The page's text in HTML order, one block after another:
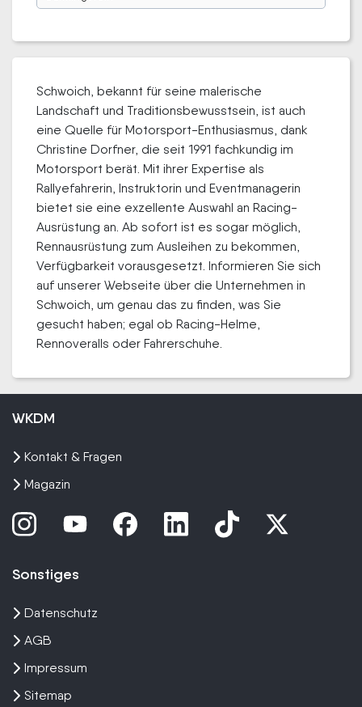
Schwoich, bekannt für seine malerische
Landschaft und Traditionsbewusstsein, ist auch
eine Quelle für Motorsport-Enthusiasmus, dank
Christine Dorfner, die seit 1991 fachkundig im
Motorsport berät. Mit ihrer Expertise als
Rallyefahrerin, Instruktorin und Eventmanagerin
bietet sie eine exzellente Auswahl an Racing-
Ausrüstung an. Ab sofort ist es sogar möglich,
Rennausrüstung zum Ausleihen zu bekommen,
Verfügbarkeit vorausgesetzt. Informieren Sie sich
auf unserer Webseite über die Unternehmen in
Schwoich, um genau das zu finden, was Sie
gesucht haben; egal ob Racing-Helme,
Rennoveralls oder Fahrerschuhe.
WKDM
Kontakt & Fragen
Magazin
Sonstiges
Datenschutz
AGB
Impressum
Sitemap